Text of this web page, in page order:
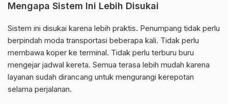
Mengapa Sistem Ini Lebih Disukai
Sistem ini disukai karena lebih praktis. Penumpang tidak perlu
berpindah moda transportasi beberapa kali. Tidak perlu
membawa koper ke terminal. Tidak perlu terburu buru
mengejar jadwal kereta. Semua terasa lebih mudah karena
layanan sudah dirancang untuk mengurangi kerepotan
selama perjalanan.